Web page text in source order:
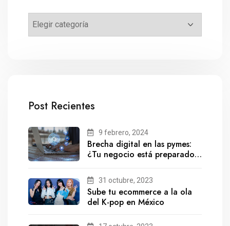
Post Recientes
9 febrero, 2024
Brecha digital en las pymes:
¿Tu negocio está preparado
31 octubre, 2023
Sube tu ecommerce a la ola
del K-pop en México